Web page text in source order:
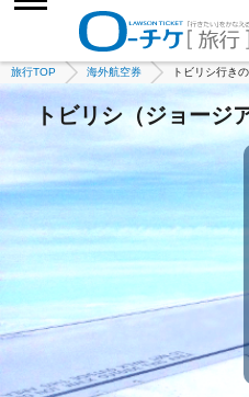
旅行TOP 海外航空券 トビリシ行き
トビリシ（ジョージ